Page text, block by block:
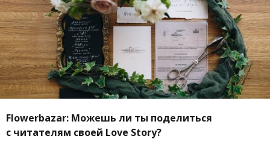
Flowerbazar: Можешь ли ты поделиться
с читателям своей Love Story?